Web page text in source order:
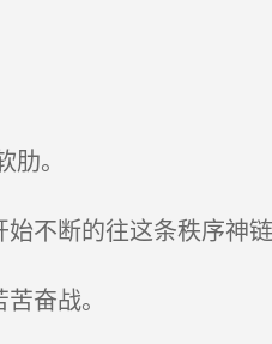
。
不断的往这条秩序神链
奋战。